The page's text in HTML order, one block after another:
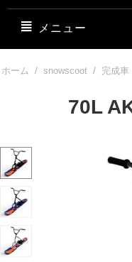
メニュー
ホーム / snowscoot / 完成車
70L